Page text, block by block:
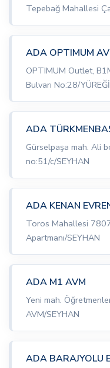
Tepebağ Mahallesi
ADA OPTIMUM
OPTIMUM Outlet,
Bulvarı No:28/
ADA
Gürselpaşa mah. Ali
no:51/c/SEYHAN
ADA KENAN
Toros Mahallesi
Apartmanı/SEYHAN
ADA M1 AVM
Yeni mah.
AVM/SEYHAN
ADA BARAJYOLU